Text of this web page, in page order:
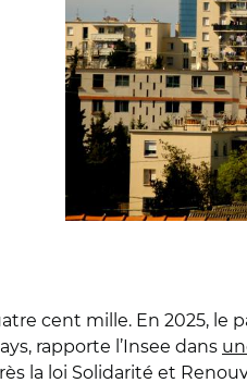
cent mille. En 2025, le
rapporte l’Insee dans
la loi Solidarité et